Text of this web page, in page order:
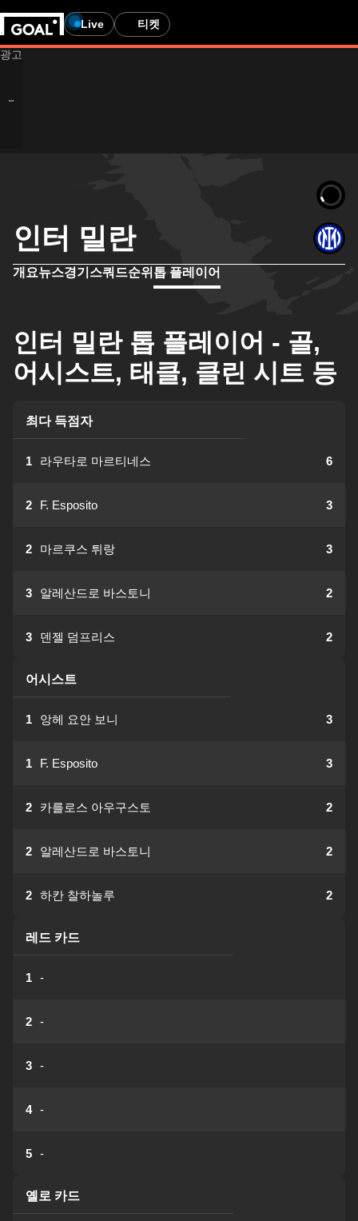
Live 티켓
인터 밀란
개요뉴스경기 스쿼드순위 톱 플레이어
인터 밀란 톱 플레이어 - 골,
어시스트, 태클, 클린 시트 등
최다 득점자
1 라우타로 마르티네스 6
2 F. Esposito 3
2 마르쿠스 튀랑 3
3 알레산드로 바스토니 2
3 덴젤 덤프리스 2
어시스트
1 앙헤 요안 보니 3
1 F. Esposito 3
2 카를로스 아우구스토 2
2 알레산드로 바스토니 2
2 하칸 찰하놀루 2
레드 카드
1 -
2 -
3 -
4 -
5 -
옐로 카드